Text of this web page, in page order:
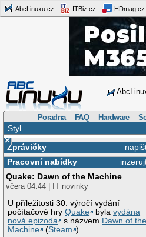
AbcLinuxu.cz ITBiz.cz HDmag.cz
Poradna FAQ Hardware
Styl
×
Zprávičky
Pracovní nabídky
Quake: Dawn of the Machine
včera 04:44 | IT novinky
U příležitosti 30. výročí vydání
počítačové hryQuake bylavydána
nová epizoda
s názvem Dawn of the
Machine
(Steam ).